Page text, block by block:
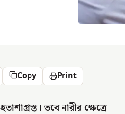
Copy Print
তবে নারীর ক্ষেত্রে